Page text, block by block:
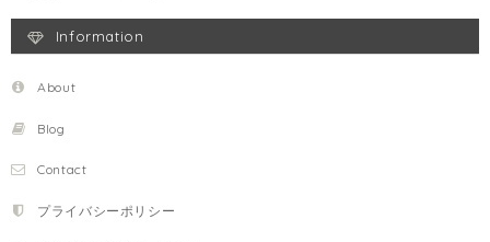
Information
About
Blog
Contact
プライバシーポリシー